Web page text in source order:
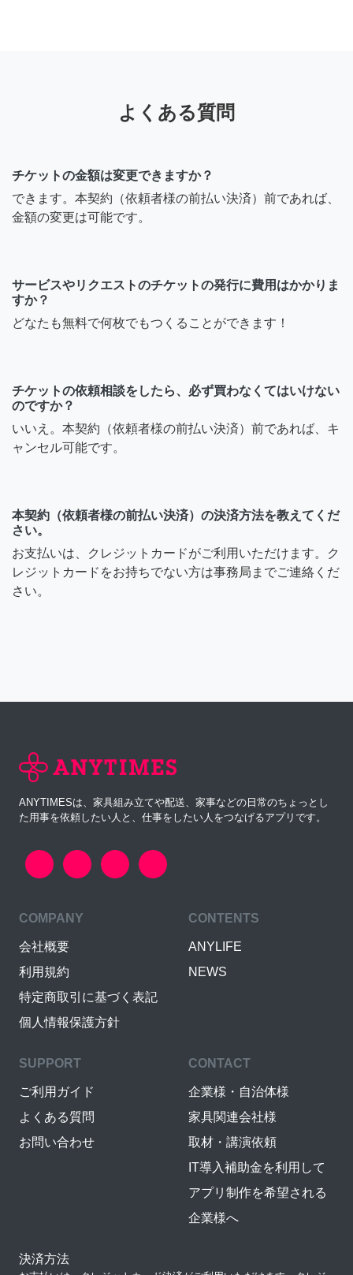
よくある質問
チケットの金額は変更できますか？
できます。本契約（依頼者様の前払い決済）前であれば、
金額の変更は可能です。
サービスやリクエストのチケットの発行に費用はかかりま
すか？
どなたも無料で何枚でもつくることができます！
チケットの依頼相談をしたら、必ず買わなくてはいけない
のですか？
いいえ。本契約（依頼者様の前払い決済）前であれば、キ
ャンセル可能です。
本契約（依頼者様の前払い決済）の決済方法を教えてくだ
さい。
お支払いは、クレジットカードがご利用いただけます。ク
レジットカードをお持ちでない方は事務局までご連絡くだ
さい。
ANYTIMESは、家具組み立てや配送、家事などの日常のちょっとし
た用事を依頼したい人と、仕事をしたい人をつなげるアプリです。
COMPANY
会社概要
利用規約
特定商取引に基づく表記
個人情報保護方針
CONTENTS
ANYLIFE
NEWS
SUPPORT
ご利用ガイド
よくある質問
お問い合わせ
CONTACT
企業様・自治体様
家具関連会社様
取材・講演依頼
IT導入補助金を利用して
アプリ制作を希望される
企業様へ
決済方法